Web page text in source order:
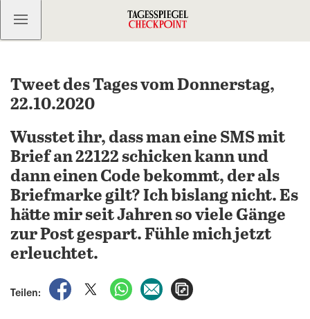
Kostenlos anmelden
Tweet des Tages vom Donnerstag,
22.10.2020
Wusstet ihr, dass man eine SMS mit
Brief an 22122 schicken kann und
dann einen Code bekommt, der als
Briefmarke gilt? Ich bislang nicht. Es
hätte mir seit Jahren so viele Gänge
zur Post gespart. Fühle mich jetzt
erleuchtet.
Teilen:
auf Facebook teilen
auf X teilenper WhatsApp teilen
per E-Mail teilen